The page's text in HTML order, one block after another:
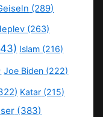
(289)
(263)
Islam (216)
Joe Biden (222)
Katar (215)
(383)